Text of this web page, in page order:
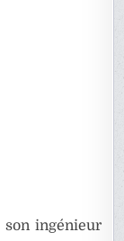
son ingénieur